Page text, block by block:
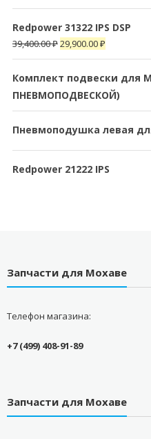
Redpower 31322 IPS DSP
39,400.00₽29,900.00₽
Комплект подвески для
ПНЕВМОПОДВЕСКОЙ)
Пневмоподушка левая
Redpower 21222 IPS
Запчасти для Мохаве
Телефон магазина:
+7 (499) 408-91-89
Запчасти для Мохаве